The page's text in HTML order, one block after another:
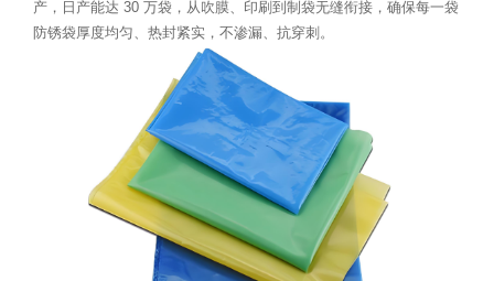
产，日产能达 30 万袋，从吹膜、印刷到制袋无缝衔接，确保每一袋
防锈袋厚度均匀、热封紧实，不渗漏、抗穿刺。